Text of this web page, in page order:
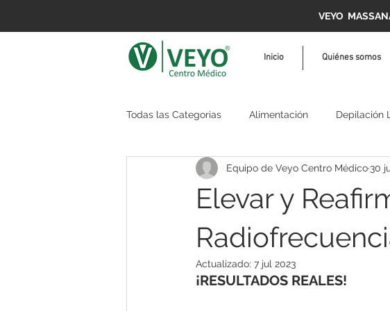
VEYO
Inicio Quiénes somos
Todas las Categorias Alimentación Depilación
Reafirmar Fisioterapia Termosudación
Elevar y
Equipo de Veyo Centro Médico 30
Actualizado: 7 jul 2023
¡RESULTADOS REALES!